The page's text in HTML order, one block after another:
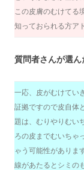
この皮膚のむけてる
知っておられる方ア
質問者さんが選
一応、皮がむけてい
証拠ですので皮自体
題は、むりやりむい
ろの皮までむいちゃ
ゃう可能性がありま
線があたるとシミの